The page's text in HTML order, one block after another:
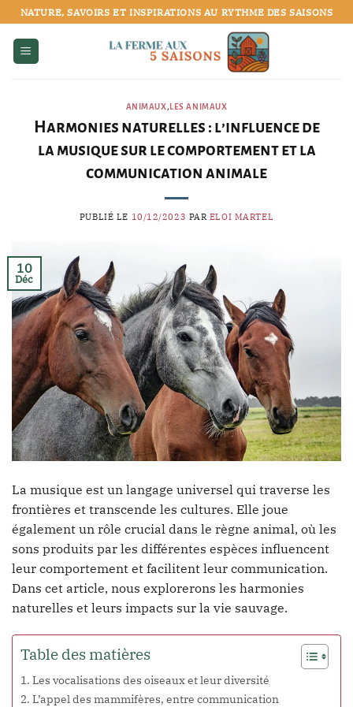
Passer
au
contenu
NATURE, SAVOIRS ET INSPIRATIONS AU RYTHME DES SAISONS
ANIMAUX, LES ANIMAUX
Harmonies naturelles : l’influence de
la musique sur le comportement et la
communication animale
PUBLIÉ LE 10/12/2023 PAR ELOI MARTEL
10
Déc
La musique est un langage universel qui traverse les
frontières et transcende les cultures. Elle joue
également un rôle crucial dans le règne animal, où les
sons produits par les différentes espèces influencent
leur comportement et facilitent leur communication.
Dans cet article, nous explorerons les harmonies
naturelles et leurs impacts sur la vie sauvage.
Table des matières
Les vocalisations des oiseaux et leur diversité
L’appel des mammifères, entre communication